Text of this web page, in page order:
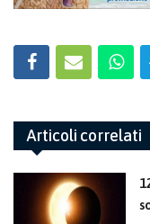
Articoli correlati